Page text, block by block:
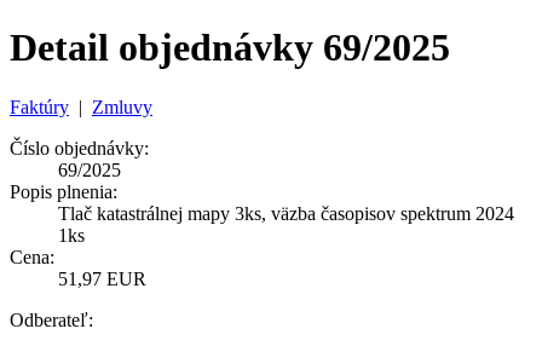
Detail objednávky 69/2025
Faktúry | Zmluvy
Číslo objednávky:
69/2025
Popis plnenia:
Tlač katastrálnej mapy 3ks, väzba časopisov spektrum 2024
1ks
Cena:
51,97 EUR
Odberateľ: